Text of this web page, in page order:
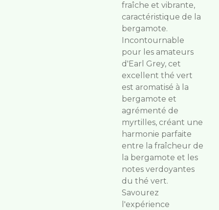
fraîche et vibrante,
caractéristique de la
bergamote.
Incontournable
pour les amateurs
d'Earl Grey, cet
excellent thé vert
est aromatisé à la
bergamote et
agrémenté de
myrtilles, créant une
harmonie parfaite
entre la fraîcheur de
la bergamote et les
notes verdoyantes
du thé vert.
Savourez
l'expérience